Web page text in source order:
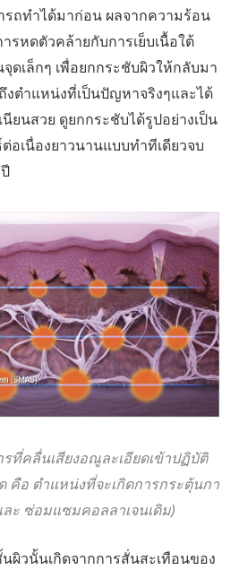
รถทำได้มาก่อน ผลจากความร้อน
รหดตัวคล้ายกับการเย็บเนื้อใต้
ดเล็กๆ เพื่อยกกระชับผิวให้กลับมา
งตำแหน่งที่เป็นปัญหาจริงๆและได้
ยนสวย ดูยกกระชับได้รูปอย่างเป็น
เนื่องยาวนานแบบทำทีเดียวจบ
ที่คลื่นเสียงอณูละเอียดเข้าปฏิบัติ
คือ ตำแหน่งที่จะเกิดการกระตุ้นกา
ะ ซ่อมแซมคอลลาเจนเดิม)
ผิวนั้นเกิดจากการสั่นสะเทือนของ